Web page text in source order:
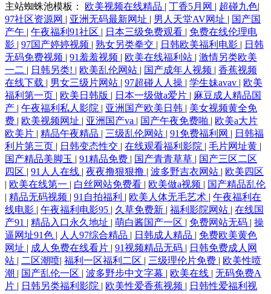
主站蜘蛛池模板： 欧美视频在线精品 | 丁香5月网 | 超碰九色|
97社区资源网 | 亚洲无码最新网址 | 男人天堂AV网址 | 国产国
产午 | 午夜福利91社区 | 日本三级免费观看 | 免费在线伦理电
影 | 97国产婷婷视频 | 熟女另类拳交 | 日韩欧美福利电影 | 日韩
无码免费视频 | 91羞羞视频 | 欧美在线福利站 | 激情另类欧美
一二 | 日韩另类! | 欧美乱伦网站 | 国产成年人视频 | 香蕉视频
在线下载 | 男女三级片网站 | 97超碰人人操 | 学生妹avav | 欧美
福利第一页 | 欧美日韩版 | 日本一级做a爱片 | 麻豆成人精品国
产 | 午夜福利私人影院 | 亚洲国产欧美日韩 | 美女视频黄全免
费 | 欧美视频网址 | 亚洲国产va | 国产午夜免费啪 | 欧美a大片
欧美片 | 精品午夜精品 | 三级乱伦网站 | 91免费福利网 | 日韩福
利片第三页 | 日韩变态性交 | 在线观看福利影院 | 毛片网址黄 |
国产精品美脚玉 | 91精品免费 | 国产青青草草 | 国产三区二区
四区 | 91人人在线 | 夜夜撸狠狠撸 | 波多野吉衣网站 | 欧美四区
| 欧美在线第一 | 白丝网站免费看 | 欧美做a视频 | 国产精品乱伦
| 精品无码视频 | 91自拍福利 | 欧美人体无毛艺术 | 午夜福利在
线电影 | 午夜福利电影95 | 久草免费新 | 福利影院网站 | 在线国
产91 | 精品入口永久地址 | 萌白酱国产一区 | 免费网站无码 | 操
逼网址91色 | 人人97综合精品 | 日韩成人精品 | 免费欧美黄色
网址 | 成人免费在线看片 | 91视频精品无码 | 日韩免费成人网
站 | 二区潮喷| 福利一区福利二区 | 三级理伦片免费 | 欧美性喷
潮 | 国产乱伦一区 | 波多野步中文字幕 | 欧美在线 | 无码免费A
片 | 日韩另类福利影院 | 欧美性爱香蕉视频 | 日韩性爱福利视